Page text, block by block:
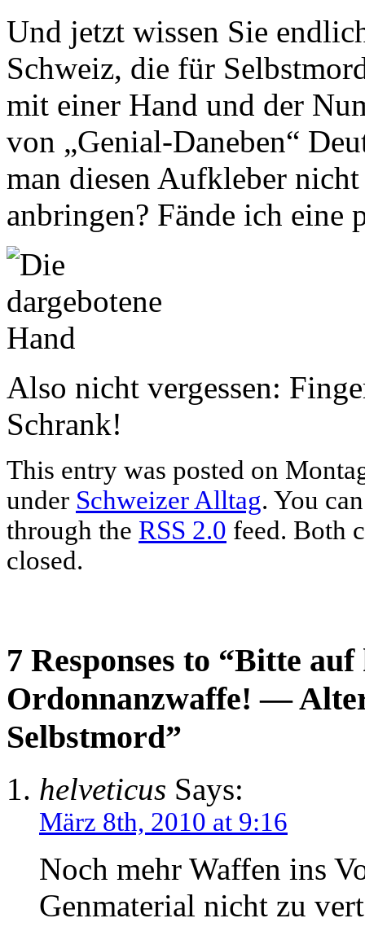
Und jetzt wissen Sie
Schweiz, die für
mit einer Hand und der
von „Genial-Daneben“
man diesen Aufkleber
anbringen? Fände ich eine
Also nicht vergessen:
Schrank!
This entry was posted on
under Schweizer Alltag. You
through the RSS 2.0 feed. Both
closed.
7 Responses to “Bitte
Ordonnanzwaffe! —
Selbstmord”
helveticus Says:
März 8th, 2010 at 9:16
Noch mehr Waffen ins
Genmaterial nicht zu